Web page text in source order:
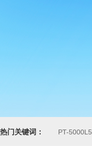
热门关键词： PT-